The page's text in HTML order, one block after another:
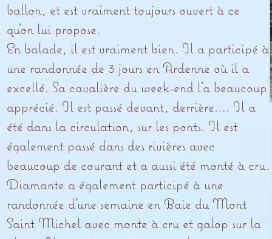
ballon, et est vraiment toujours ouvert à ce
qu’on lui propose.
En balade, il est vraiment bien. Il a participé à
une randonnée de 3 jours en Ardenne où il a
excellé. Sa cavalière du week-end l’a beaucoup
apprécié. Il est passé devant, derrière…. Il a
été dans la circulation, sur les ponts. Il est
également passé dans des rivières avec
beaucoup de courant et a aussi été monté à cru.
Diamante a également participé à une
randonnée d’une semaine en Baie du Mont
Saint Michel avec monte à cru et galop sur la